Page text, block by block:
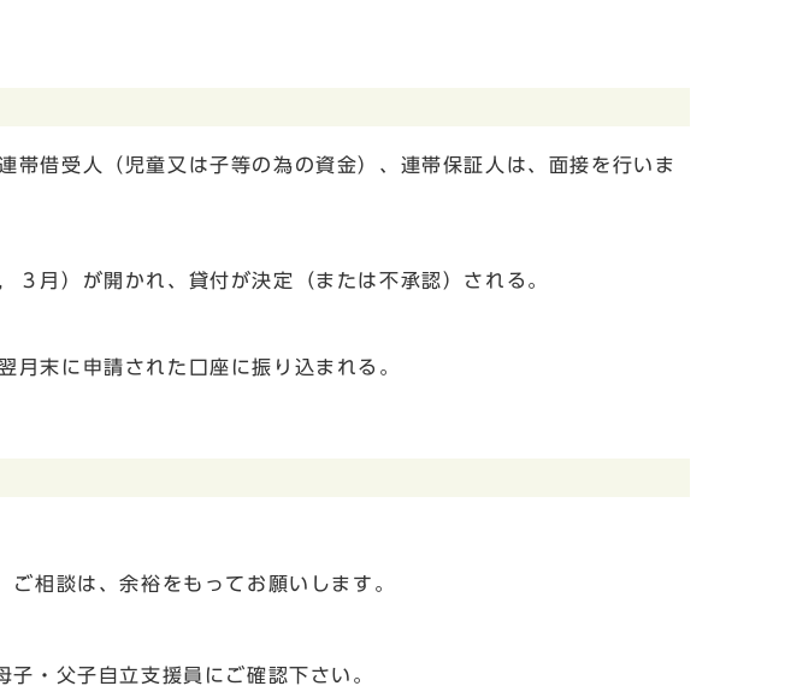
借受人（児童又は子等の為の資金）、連帯保証人は、面接を行いま
月）が開かれ、貸付が決定（または不承認）される。
月末に申請された口座に振り込まれる。
相談は、余裕をもってお願いします。
・父子自立支援員にご確認下さい。